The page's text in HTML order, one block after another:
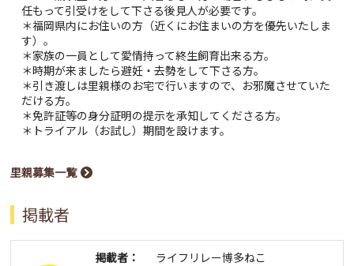
任もって引受けをして下さる後見人が必要です。
＊福岡県内にお住いの方（近くにお住まいの方を優先いたしま
す）。
＊家族の一員として愛情持って終生飼育出来る方。
＊時期が来ましたら避妊・去勢をして下さる方。
＊引き渡しは里親様のお宅で行いますので、お邪魔させていた
だける方。
＊免許証等の身分証明の提示を承知してくださる方。
＊トライアル（お試し）期間を設けます。
里親募集一覧
掲載者
掲載者：
ライフリレー博多ねこ